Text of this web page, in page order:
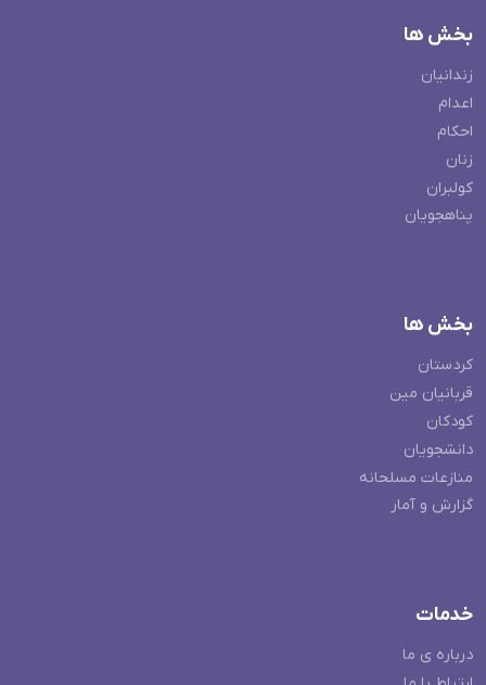
بخش ها
زندانیان
اعدام
احکام
زنان
کولبران
پناهجویان
بخش ها
کردستان
قربانیان مین
کودکان
دانشجویان
منازعات مسلحانه
گزارش و آمار
خدمات
درباره ی ما